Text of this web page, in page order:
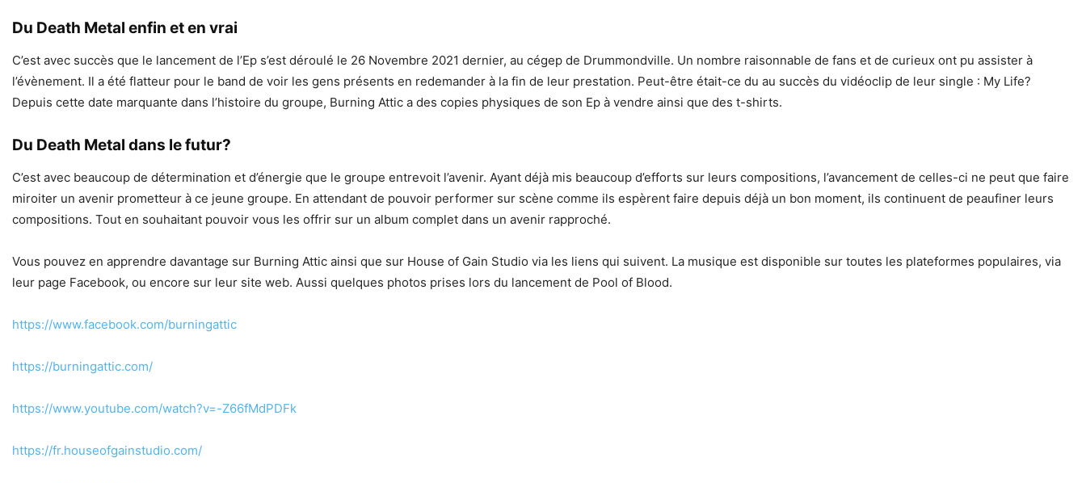
Du Death Metal enfin et en vrai
C’est avec succès que le lancement de l’Ep s’est déroulé le 26 Novembre 2021 dernier, au cégep de Drummondville. Un nombre raisonnable de fans et de curieux ont pu assister à
l’évènement. Il a été flatteur pour le band de voir les gens présents en redemander à la fin de leur prestation. Peut-être était-ce du au succès du vidéoclip de leur single : My Life?
Depuis cette date marquante dans l’histoire du groupe, Burning Attic a des copies physiques de son Ep à vendre ainsi que des t-shirts.
Du Death Metal dans le futur?
C’est avec beaucoup de détermination et d’énergie que le groupe entrevoit l’avenir. Ayant déjà mis beaucoup d’efforts sur leurs compositions, l’avancement de celles-ci ne peut que faire
miroiter un avenir prometteur à ce jeune groupe. En attendant de pouvoir performer sur scène comme ils espèrent faire depuis déjà un bon moment, ils continuent de peaufiner leurs
compositions. Tout en souhaitant pouvoir vous les offrir sur un album complet dans un avenir rapproché.
Vous pouvez en apprendre davantage sur Burning Attic ainsi que sur House of Gain Studio via les liens qui suivent. La musique est disponible sur toutes les plateformes populaires, via
leur page Facebook, ou encore sur leur site web. Aussi quelques photos prises lors du lancement de Pool of Blood.
https://www.facebook.com/burningattic
https://burningattic.com/
https://www.youtube.com/watch?v=-Z66fMdPDFk
https://fr.houseofgainstudio.com/